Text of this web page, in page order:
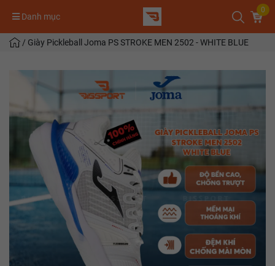
Danh mục
0
/ Giày Pickleball Joma PS STROKE MEN 2502 - WHITE BLUE